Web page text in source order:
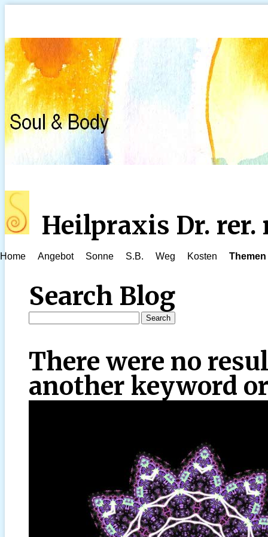
Heilpraxis Dr. rer.
Home Angebot Sonne S.B. Weg Kosten Themen
Search Blog
There were no
another keyword